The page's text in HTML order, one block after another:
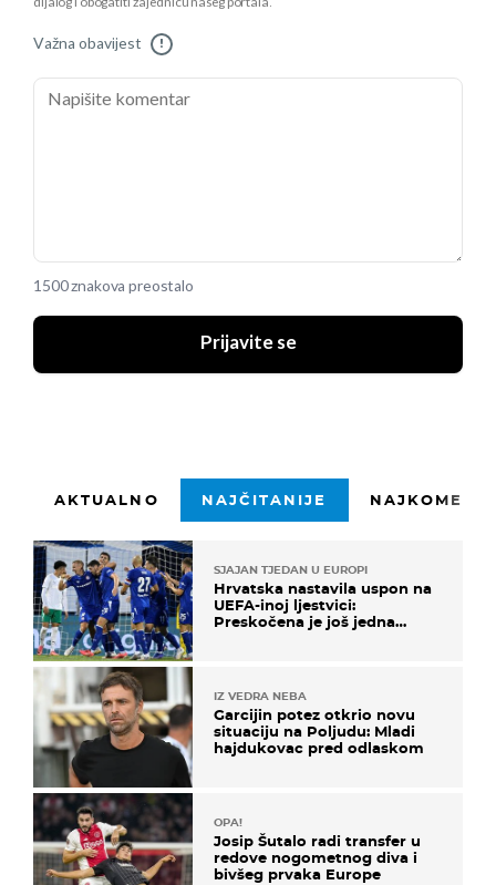
Važna obavijest !
1500 znakova preostalo
Prijavite se
AKTUALNO NAJČITANIJE
SJAJAN TJEDAN U EUROPI
Hrvatska nastavila uspon na
UEFA-inoj ljestvici:
Preskočena je još jedna
IZ VEDRA NEBA
Garcijin potez otkrio novu
situaciju na Poljudu: Mladi
hajdukovac pred odlaskom
OPA!
Josip Šutalo radi transfer u
redove nogometnog diva i
bivšeg prvaka Europe